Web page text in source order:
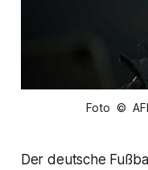
Foto ©
Der deutsche